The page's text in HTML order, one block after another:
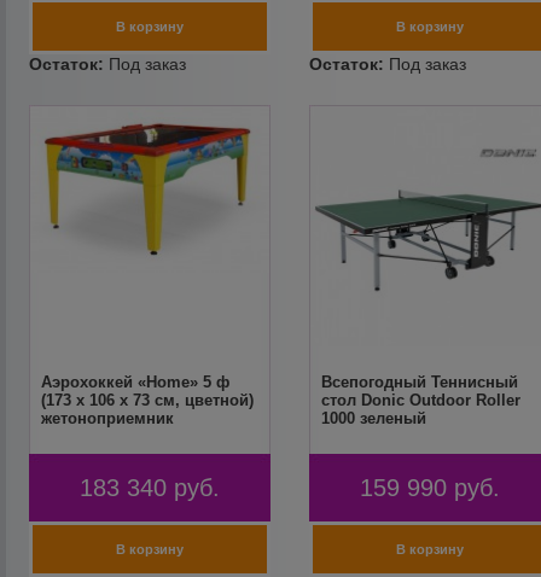
Аэрохоккей «Home» 5 ф
(173 х 106 х 73 см, цветной)
жетоноприемник
183 340 руб.
Всепогодный Теннисный
стол Donic Outdoor Roller
1000 зеленый
159 990 руб.